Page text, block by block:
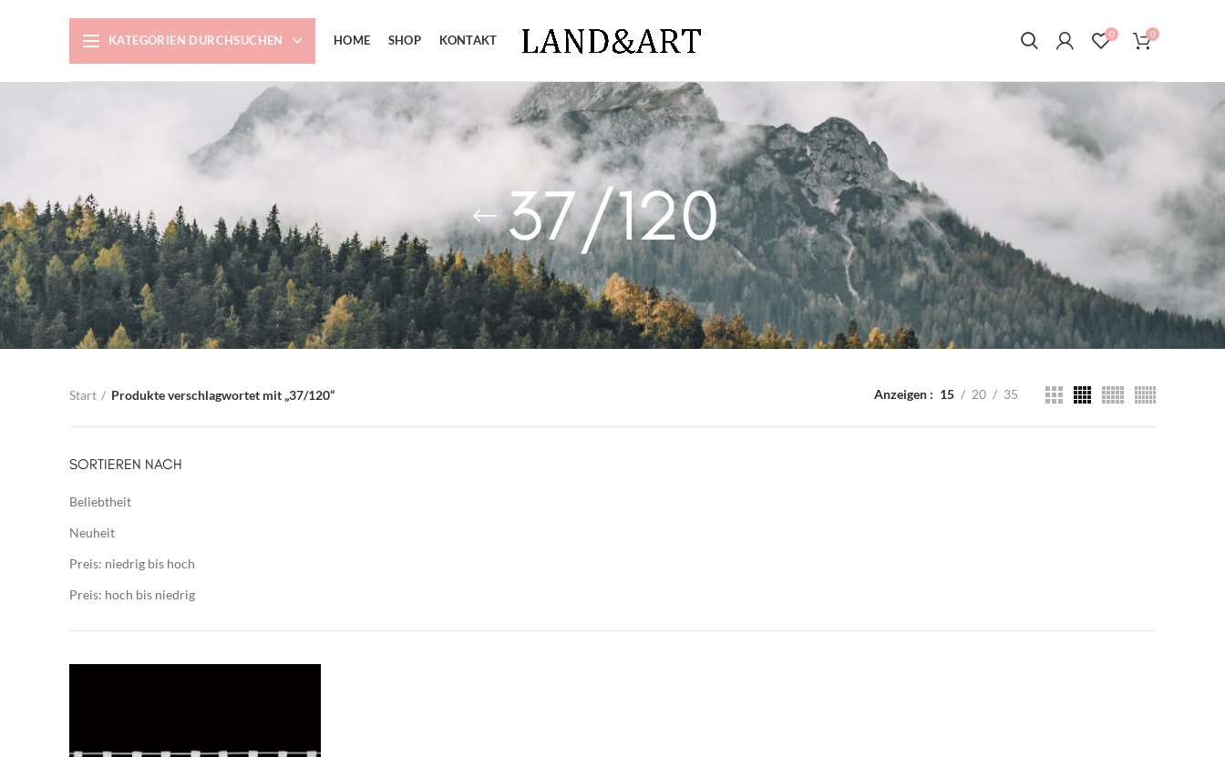
KATEGORIEN DURCHSUCHEN HOME SHOP KONTAKT 0 0
37/120
Start Produkte verschlagwortet mit „37/120“ Anzeigen 15 20 35
SORTIEREN NACH
Beliebtheit
Neuheit
Preis: niedrig bis hoch
Preis: hoch bis niedrig